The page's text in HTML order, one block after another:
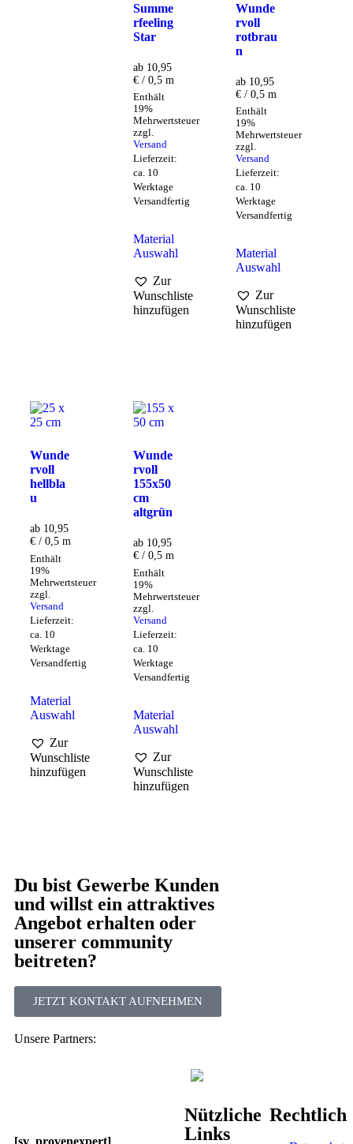
Summe
rfeeling
Star
ab 10,95
€ / 0,5 m
Enthält
19%
Mehrwertsteuer
zzgl.
Versand
Lieferzeit:
ca. 10
Werktage
Versandfertig
Material
Auswahl
Zur
Wunschliste
hinzufügen
Wunde
rvoll
rotbrau
n
ab 10,95
€ / 0,5 m
Enthält
19%
Mehrwertsteuer
zzgl.
Versand
Lieferzeit:
ca. 10
Werktage
Versandfertig
Material
Auswahl
Zur
Wunschliste
hinzufügen
Wunde
rvoll
hellbla
u
ab 10,95
€ / 0,5 m
Enthält
19%
Mehrwertsteuer
zzgl.
Versand
Lieferzeit:
ca. 10
Werktage
Versandfertig
Material
Auswahl
Zur
Wunschliste
hinzufügen
Wunde
rvoll
155x50
cm
altgrün
ab 10,95
€ / 0,5 m
Enthält
19%
Mehrwertsteuer
zzgl.
Versand
Lieferzeit:
ca. 10
Werktage
Versandfertig
Material
Auswahl
Zur
Wunschliste
hinzufügen
Du bist Gewerbe Kunden
und willst ein attraktives
Angebot erhalten oder
unserer community
beitreten?
JETZT KONTAKT AUFNEHMEN
Unsere Partners:
[sv_provenexpert]
Nützliche
Links